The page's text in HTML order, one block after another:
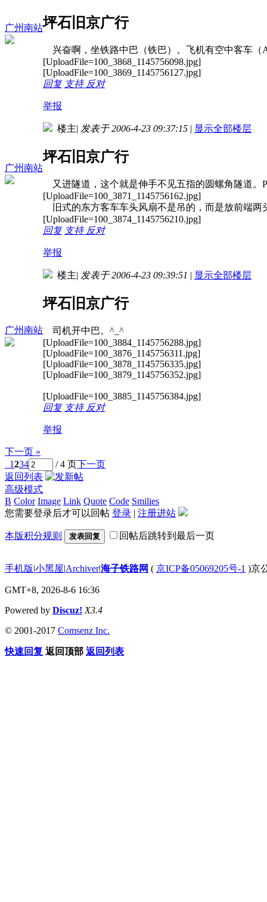
广州南站坪石旧京广行
兴奋啊，坐铁路中巴（铁巴）。飞机有空中客车（
[UploadFile=100_3868_1145756098.jpg]
[UploadFile=100_3869_1145756127.jpg]
回复 支持 反对
举报
广州南站
楼主| 发表于 2006-4-23 09:37:15 | 显示全部楼层
坪石旧京广行
又进隧道，这个就是伸手不见五指的圆螺角隧道。
[UploadFile=100_3871_1145756162.jpg]
旧式的东方客车车头风扇不是吊的，而是放前端两
[UploadFile=100_3874_1145756210.jpg]
回复 支持 反对
举报
广州南站
楼主| 发表于 2006-4-23 09:39:51 | 显示全部楼层
坪石旧京广行
司机开中巴。^_^
[UploadFile=100_3884_1145756288.jpg]
[UploadFile=100_3876_1145756311.jpg]
[UploadFile=100_3878_1145756335.jpg]
[UploadFile=100_3879_1145756352.jpg]
[UploadFile=100_3885_1145756384.jpg]
回复 支持 反对
举报
下一页 »
1234 / 4 页下一页
返回列表
高级模式
B Color Image Link Quote Code Smilies
您需要登录后才可以回帖 登录 | 注册进站
本版积分规则 发表回复 回帖后跳转到最后一页
手机版|小黑屋|Archiver|海子铁路网 ( 京ICP备05069205号-1 )京
GMT+8, 2026-8-6 16:36
Powered by Discuz! X3.4
© 2001-2017 Comsenz Inc.
快速回复 返回顶部 返回列表